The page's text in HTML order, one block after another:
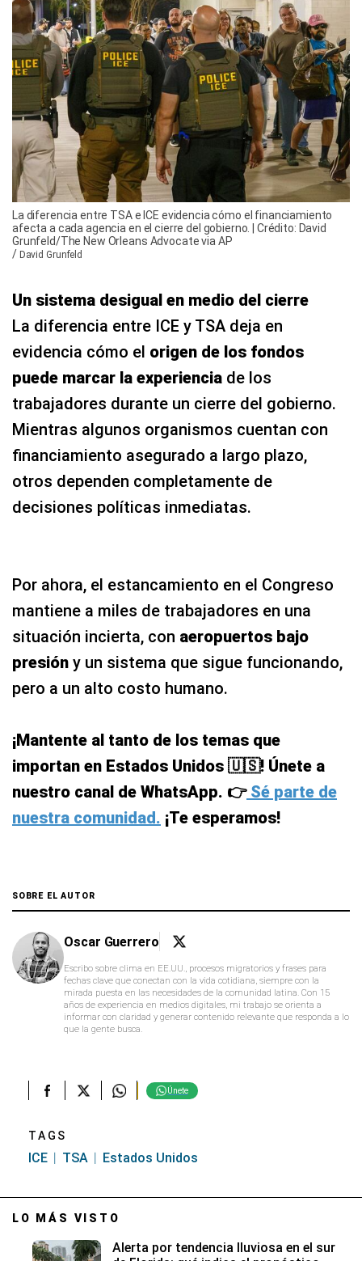
La diferencia entre TSA e ICE evidencia cómo el financiamiento
afecta a cada agencia en el cierre del gobierno. | Crédito: David
Grunfeld/The New Orleans Advocate via AP
/ David Grunfeld
Un sistema desigual en medio del cierre
La diferencia entre ICE y TSA deja en
evidencia cómo el origen de los fondos
puede marcar la experiencia de los
trabajadores durante un cierre del gobierno.
Mientras algunos organismos cuentan con
financiamiento asegurado a largo plazo,
otros dependen completamente de
decisiones políticas inmediatas.
Por ahora, el estancamiento en el Congreso
mantiene a miles de trabajadores en una
situación incierta, con aeropuertos bajo
presión y un sistema que sigue funcionando,
pero a un alto costo humano.
¡Mantente al tanto de los temas que
importan en Estados Unidos 🇺🇸! Únete a
nuestro canal de WhatsApp. 👉Sé parte de
nuestra comunidad. ¡Te esperamos!
SOBRE EL AUTOR
Oscar Guerrero
Escribo sobre clima en EE.UU., procesos migratorios y frases para
fechas clave que conectan con la vida cotidiana, siempre con la
mirada puesta en las necesidades de la comunidad latina. Con 15
años de experiencia en medios digitales, mi trabajo se orienta a
informar con claridad y generar contenido relevante que responda a lo
que la gente busca.
Únete
TAGS
ICE TSA Estados Unidos
LO MÁS VISTO
Alerta por tendencia lluviosa en el sur